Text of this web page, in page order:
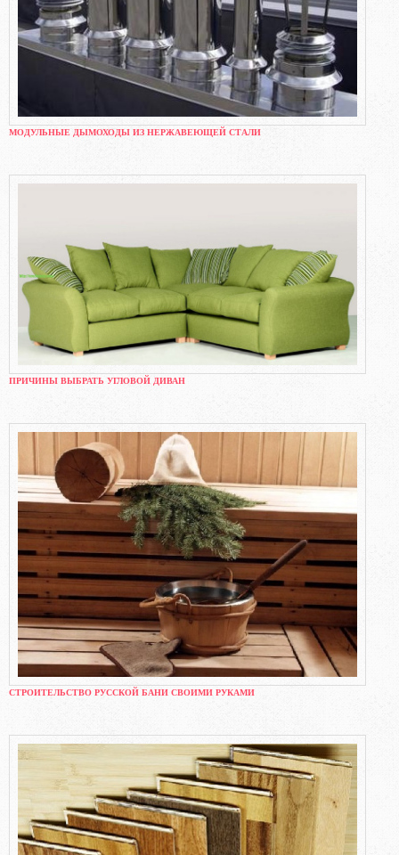
МОДУЛЬНЫЕ ДЫМОХОДЫ ИЗ НЕРЖАВЕЮЩЕЙ СТАЛИ
ПРИЧИНЫ ВЫБРАТЬ УГЛОВОЙ ДИВАН
СТРОИТЕЛЬСТВО РУССКОЙ БАНИ СВОИМИ РУКАМИ